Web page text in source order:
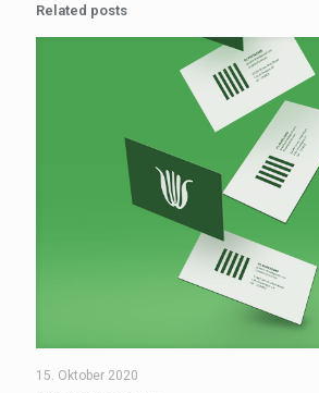
Related posts
15. Oktober 2020